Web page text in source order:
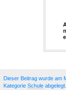
Dieser Beitrag wurde am
Kategorie Schule abgelegt.